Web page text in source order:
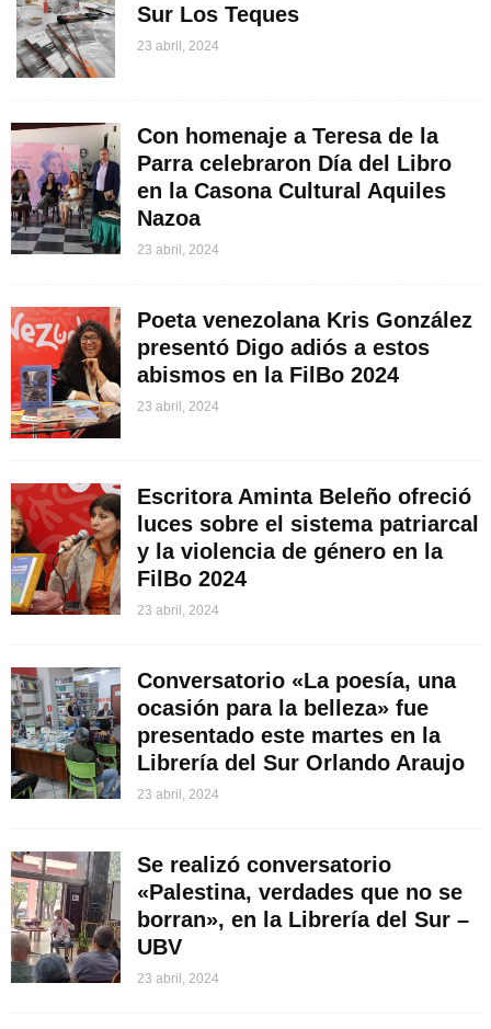
Sur Los Teques
23 abril, 2024
Con homenaje a Teresa de la
Parra celebraron Día del Libro
en la Casona Cultural Aquiles
Nazoa
23 abril, 2024
Poeta venezolana Kris González
presentó Digo adiós a estos
abismos en la FilBo 2024
23 abril, 2024
Escritora Aminta Beleño ofreció
luces sobre el sistema patriarcal
y la violencia de género en la
FilBo 2024
23 abril, 2024
Conversatorio «La poesía, una
ocasión para la belleza» fue
presentado este martes en la
Librería del Sur Orlando Araujo
23 abril, 2024
Se realizó conversatorio
«Palestina, verdades que no se
borran», en la Librería del Sur –
UBV
23 abril, 2024